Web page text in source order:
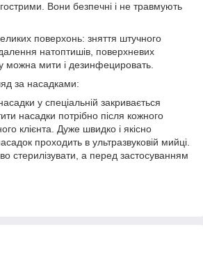
Вони безпечні і не травмують
поверхонь: зняття штучного
натоптишів, поверхневих
можна мити і дезинфецировать.
за насадками:
у спеціальній закривається
насадки потрібно після кожного
клієнта. Дуже швидко і якісно
проходить в ультразвуковій мийці.
стерилізувати, а перед застосуванням